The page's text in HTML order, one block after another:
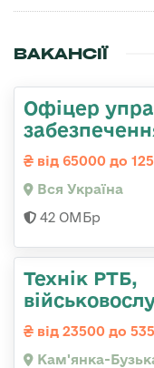
ВАКАНСІЇ
Офіцер
від 65000 до
Вся Україна
42 ОМБр
Технік РТБ,
від 23500 до
Кам'янка-